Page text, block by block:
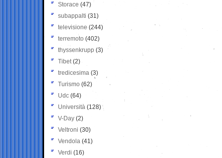
Storace (47)
subappalti (31)
televisione(244)
terremoto (402)
thyssenkrupp (3)
Tibet(2)
tredicesima (3)
Turismo (62)
Udc (64)
Università (128)
V-Day (2)
Veltroni (30)
Vendola (41)
Verdi (16)